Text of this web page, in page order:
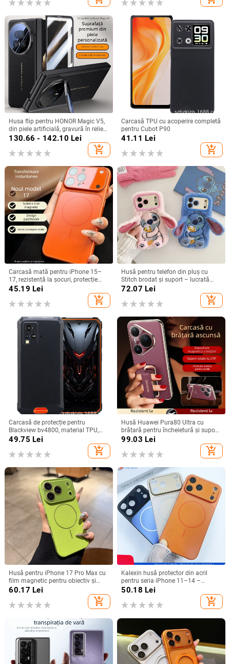
electroplacare, anti-cădere
Husa flip pentru HONOR Magic V5,
din piele artificială, gravură în relief,
stil Ins, anti-cadere
130.66 - 142.10 Lei
add_shopping_cart
Carcasă TPU cu acoperire completă
pentru Cubot P90
41.11 Lei
add_shopping_cart
Carcasă mată pentru iPhone 15–
17, rezistență la șocuri, protecție
pentru obiectiv, prindere magnetică,
45.19 Lei
add_shopping_cart
Husă pentru telefon din pluș cu
Stitch brodat și suport – lucrată
manual, stil desen animat drăguț,
protecție anti-cădere, pentru seria
iPhone 11–17
72.07 Lei
add_shopping_cart
Carcasă de protecție pentru
Blackview bv4800, material TPU,
realizată manual, personalizabilă
49.75 Lei
add_shopping_cart
Husă Huawei Pura80 Ultra cu
brățară pentru încheietură și suport
rotativ — textură piele Napa
99.03 Lei
add_shopping_cart
Husă pentru iPhone 17 Pro Max cu
film magnetic pentru obiectiv și
protecție completă, verde
60.17 Lei
add_shopping_cart
Kalexin husă protector din acril
pentru seria iPhone 11–14 –
rezistentă la uzură și la cădere,
personalizabilă, confecționată prin
turnare din plastic, stiluri
50.18 Lei
add_shopping_cart